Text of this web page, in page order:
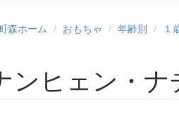
森ホーム おもちゃ 年齢別 １
ンヒェン・